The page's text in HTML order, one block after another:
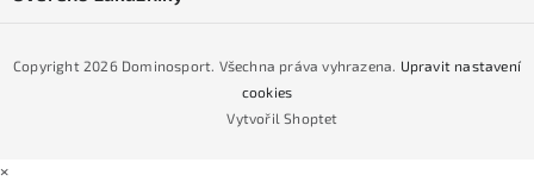
Podmínky nákupu na splátky ESSOX
Naše prodejna
Vytvořil Shoptet
Copyright 2026 Dominosport. Všechna práva vyhrazena. Upravit nastavení
cookies
×